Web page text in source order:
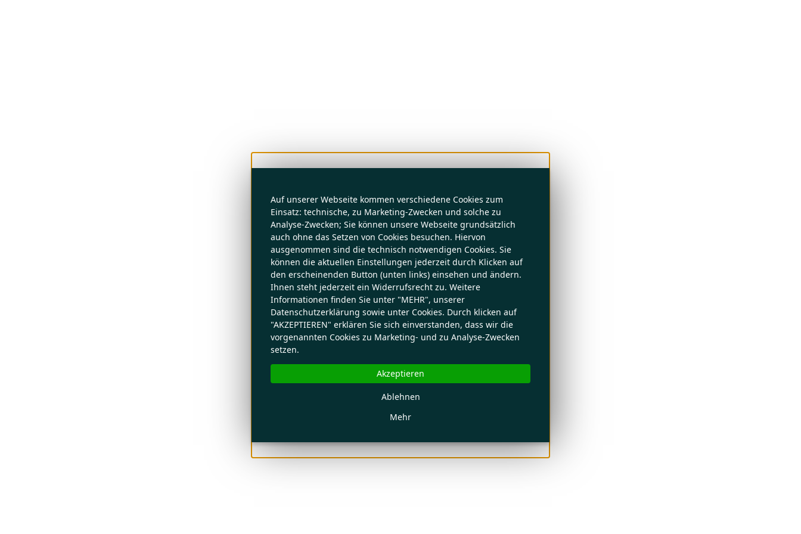
Auf unserer Webseite kommen verschiedene Cookies zum
Einsatz: technische, zu Marketing-Zwecken und solche zu
Analyse-Zwecken; Sie können unsere Webseite grundsätzlich
auch ohne das Setzen von Cookies besuchen. Hiervon
ausgenommen sind die technisch notwendigen Cookies. Sie
können die aktuellen Einstellungen jederzeit durch Klicken auf
den erscheinenden Button (unten links) einsehen und ändern.
Ihnen steht jederzeit ein Widerrufsrecht zu. Weitere
Informationen finden Sie unter "MEHR", unserer
Datenschutzerklärung sowie unter Cookies. Durch klicken auf
"AKZEPTIEREN" erklären Sie sich einverstanden, dass wir die
vorgenannten Cookies zu Marketing- und zu Analyse-Zwecken
setzen.
Mehr
Ablehnen
Akzeptieren